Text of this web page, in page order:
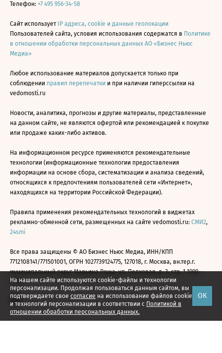
На нашем сайте используются cookie-файлы и технологии
персонализации. Продолжая пользоваться данным сайтом, вы
подтверждаете свое согласие на использование файлов cookie
и технологий персонализации в соответствии с Политикой в
отношении обработки персональных данных.
ОК
Телефон: +7 495 956-34-58
Сайт использует IP адреса, cookie и данные геолокации
Пользователей сайта, условия использования содержатся в Политике
в отношении обработки персональных данных АО «Бизнес Ньюс
Медиа»
Любое использование материалов допускается только при
соблюдении правил перепечатки и при наличии гиперссылки на
vedomosti.ru
Новости, аналитика, прогнозы и другие материалы, представленные
на данном сайте, не являются офертой или рекомендацией к покупке
или продаже каких-либо активов.
На информационном ресурсе применяются рекомендательные
технологии (информационные технологии предоставления
информации на основе сбора, систематизации и анализа сведений,
относящихся к предпочтениям пользователей сети «Интернет»,
находящихся на территории Российской Федерации).
Правила применения рекомендательных технологий в виджетах
рекламно-обменной сети, размещенных на сайте vedomosti.ru: СМИ2,
24smi
Все права защищены © АО Бизнес Ньюс Медиа, ИНН/КПП
7712108141/771501001, ОГРН 1027739124775, 127018, г. Москва, вн.тер.г.
муниципальный округ Марьина Роща, ул. Полковая, д. 3, стр. 1 1999—
2026